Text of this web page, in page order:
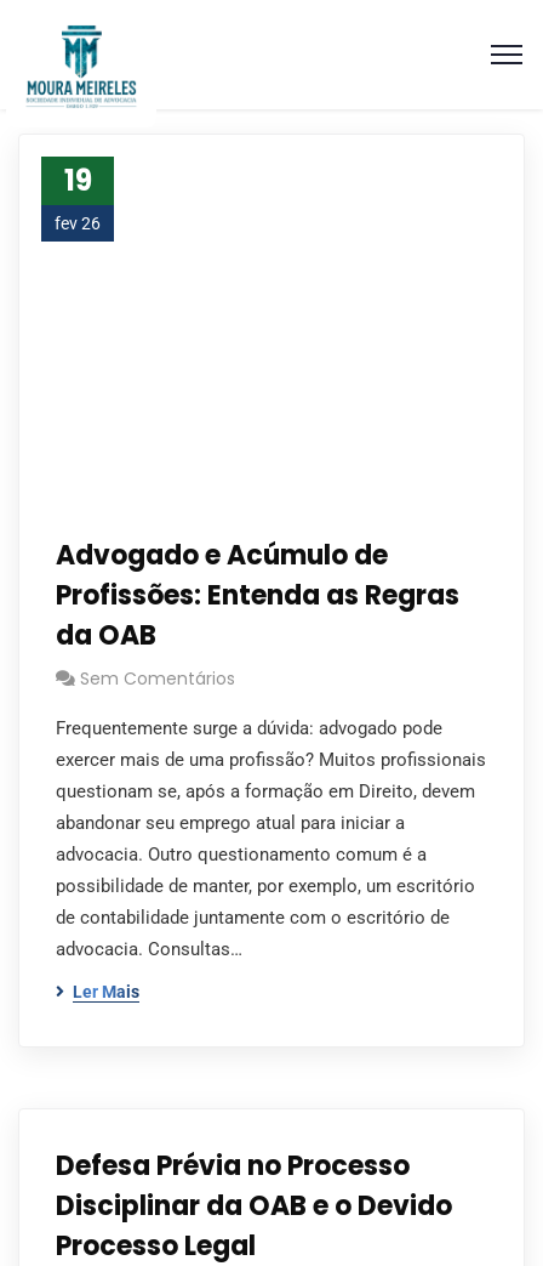
19
fev 26
Advogado e Acúmulo de
Profissões: Entenda as Regras
da OAB
Sem Comentários
Frequentemente surge a dúvida: advogado pode
exercer mais de uma profissão? Muitos profissionais
questionam se, após a formação em Direito, devem
abandonar seu emprego atual para iniciar a
advocacia. Outro questionamento comum é a
possibilidade de manter, por exemplo, um escritório
de contabilidade juntamente com o escritório de
advocacia. Consultas…
Ler Mais
Defesa Prévia no Processo
Disciplinar da OAB e o Devido
Processo Legal